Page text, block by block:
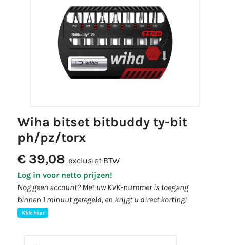
wiha bitset bitbuddy ty-bit
ph/pz/torx
€ 39,08 exclusief BTW
Log in voor netto prijzen!
Nog geen account? Met uw KVK-nummer is toegang
binnen 1 minuut geregeld, en krijgt u direct korting!
Klik hier